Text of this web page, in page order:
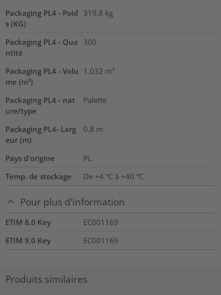
Packaging PL4 - Poid
s (KG)
319.8 kg
Packaging PL4 - Qua
ntité
300
Packaging PL4 - Volu
me (m³)
1.032 m³
Packaging PL4 - nat
ure/type
Palette
Packaging PL4- Larg
eur (m)
0.8 m
Pays d'origine
PL
Temp. de stockage
De +4 °C à +40 °C
Pour plus d'information
ETIM 8.0 Key
EC001169
ETIM 9.0 Key
EC001169
Produits similaires